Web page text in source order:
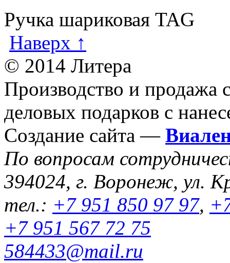
Ручка шариковая TAG
Наверх ↑
© 2014 Литера
Производство и продажа
деловых подарков с
Создание сайта —
По вопросам
394024, г. Воронеж, ул.
тел.: +7 951 850 97 97,
+7 951 567 72 75
584433@mail.ru